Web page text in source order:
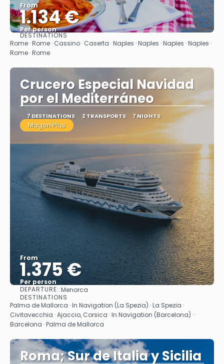
From
1.134 €
Per person
See
DESTINATIONS
Rome · Rome · Cassino · Caserta · Naples · Naples · Naples · Naples ·
Rome · Rome
Crucero Especial Navidad
por el Mediterráneo
7 DESTINATIONS 2 TRANSPORTS 7 NIGHTS
Magon Plus
From
1.375 €
Per person
DEPARTURE::Menorca
DESTINATIONS
Palma de Mallorca · In Navigation (La Spezia) · La Spezia ·
Civitavecchia · Ajaccio, Corsica · In Navigation (Barcelona) ·
Barcelona · Palma de Mallorca
Roma; Sur de Italia y Sicilia